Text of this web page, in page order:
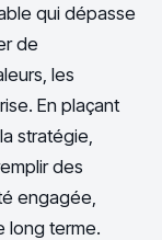
qui dépasse
de
les
En plaçant
stratégie,
des
engagée,
long terme.